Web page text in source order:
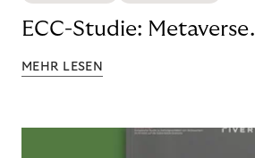
ECC-Studie: Metaverse.
MEHR LESEN